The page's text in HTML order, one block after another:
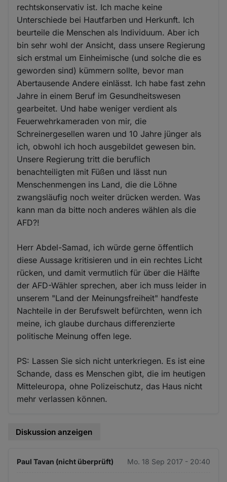
rechtskonservativ ist. Ich mache keine
Unterschiede bei Hautfarben und Herkunft. Ich
beurteile die Menschen als Individuum. Aber ich
bin sehr wohl der Ansicht, dass unsere Regierung
sich erstmal um Einheimische (und solche die es
geworden sind) kümmern sollte, bevor man
Abertausende Andere einlässt. Ich habe fast zehn
Jahre in einem Beruf im Gesundheitswesen
gearbeitet. Und habe weniger verdient als
Feuerwehrkameraden von mir, die
Schreinergesellen waren und 10 Jahre jünger als
ich, obwohl ich hoch ausgebildet gewesen bin.
Unsere Regierung tritt die beruflich
benachteiligten mit Füßen und lässt nun
Menschenmengen ins Land, die die Löhne
zwangsläufig noch weiter drücken werden. Was
kann man da bitte noch anderes wählen als die
AFD?!
Herr Abdel-Samad, ich würde gerne öffentlich
diese Aussage kritisieren und in ein rechtes Licht
rücken, und damit vermutlich für über die Hälfte
der AFD-Wähler sprechen, aber ich muss leider in
unserem "Land der Meinungsfreiheit" handfeste
Nachteile in der Berufswelt befürchten, wenn ich
meine, ich glaube durchaus differenzierte
politische Meinung offen lege.
PS: Lassen Sie sich nicht unterkriegen. Es ist eine
Schande, dass es Menschen gibt, die im heutigen
Mitteleuropa, ohne Polizeischutz, das Haus nicht
mehr verlassen können.
Diskussion anzeigen
Paul Tavan (nicht überprüft) Mo. 18 Sep 2017 - 20:40